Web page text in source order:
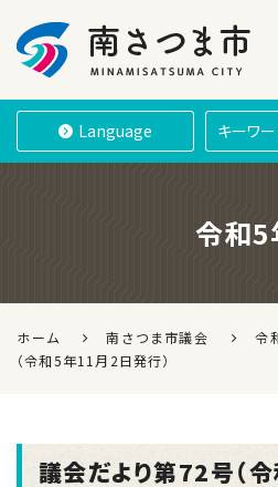
南さつま市
Language
令和5
ホーム 南さつま市議会 令
（令和5年11月2日発行）
議会だより第72号（